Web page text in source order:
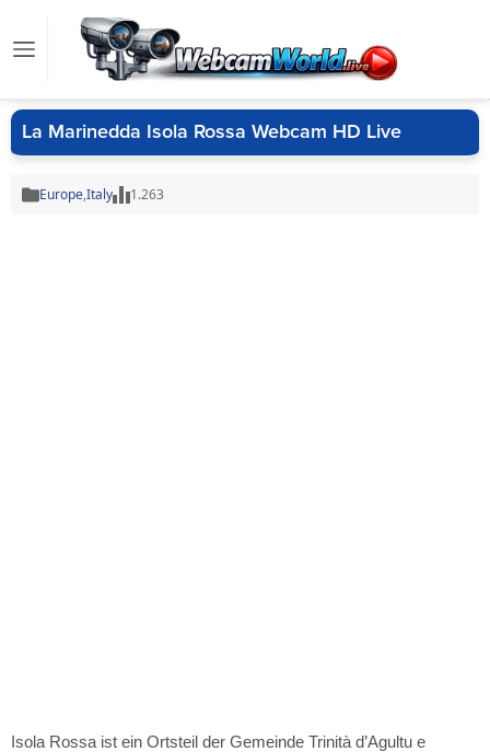
La Marinedda Isola Rossa Webcam HD Live
Europe,Italy 1.263
Isola Rossa ist ein Ortsteil der Gemeinde Trinità d’Agultu e